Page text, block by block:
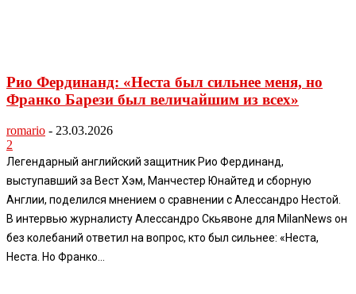
Рио Фердинанд: «Неста был сильнее меня, но
Франко Барези был величайшим из всех»
romario - 23.03.2026
2
Легендарный английский защитник Рио Фердинанд,
выступавший за Вест Хэм, Манчестер Юнайтед и сборную
Англии, поделился мнением о сравнении с Алессандро Нестой.
В интервью журналисту Алессандро Скьявоне для MilanNews он
без колебаний ответил на вопрос, кто был сильнее: «Неста,
Неста. Но Франко...